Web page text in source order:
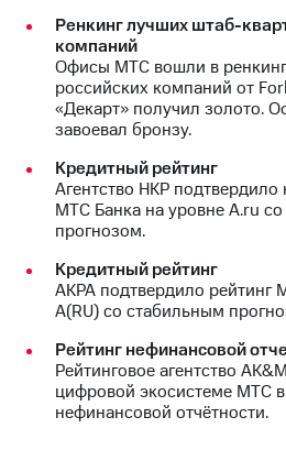
Ренкинг лучших штаб-
компаний
Офисы МТС вошли в
российских компаний от
«Декарт» получил золото.
завоевал бронзу.
Кредитный рейтинг
Агентство НКР
МТС Банка на уровне А.ru
прогнозом.
Кредитный рейтинг
АКРА подтвердило рейтинг
А(RU) со стабильным
Рейтинг нефинансовой
Рейтинговое агентство
цифровой экосистеме МТС
нефинансовой отчётности.